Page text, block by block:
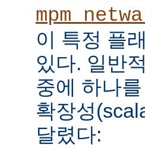
이 특정 플
있다. 일반
중에 하나
확장성
달렸다: